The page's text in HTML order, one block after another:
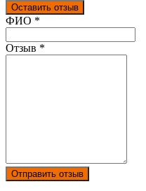
Оставить отзыв
Ваш отзыв был отправлен!
ФИО *
Отзыв *
Отправить отзыв